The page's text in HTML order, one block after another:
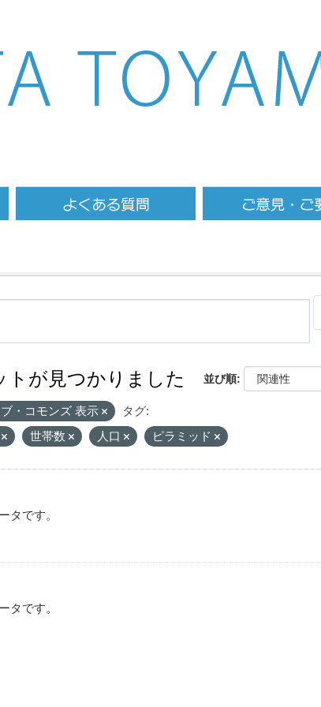
並び順
トが見つかりました
・コモンズ 表示
タグ:
世帯数 人口 ピラミッド
タです。
タです。